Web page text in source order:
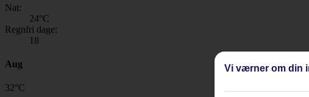
Nat:
24°C
Regnfri dage:
18
Aug
32°C
Vi værner om din